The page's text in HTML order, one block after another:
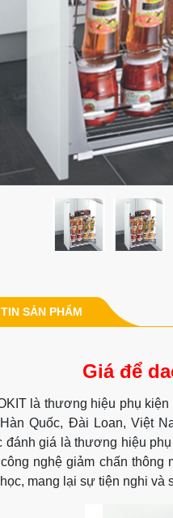
SẢN PHẨM
Giá để
là thương hiệu phụ
Quốc, Đài Loan, Việt
giá là thương hiệu phụ
nghệ giảm chấn thông
mang lại sự tiện nghi và